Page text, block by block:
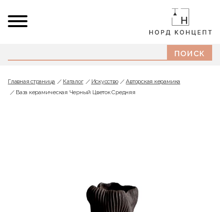
Главная страница Каталог Искусство
Авторская керамика
Ваза керамическая Черный Цветок Средняя